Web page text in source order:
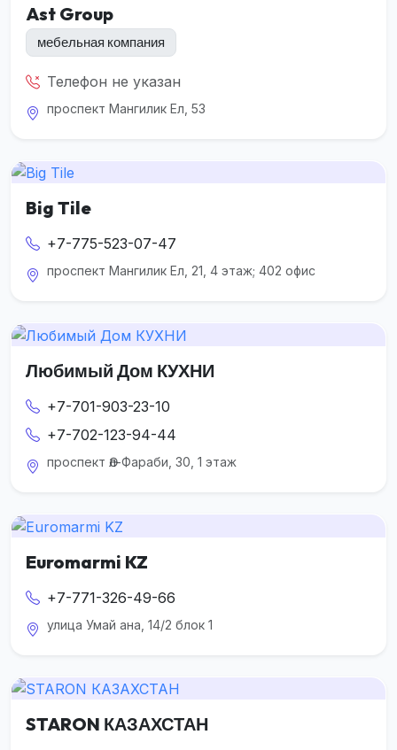
Ast Group
мебельная компания
Телефон не указан
проспект Мангилик Ел, 53
Big Tile
+7-775-523-07-47
проспект Мангилик Ел, 21, 4 этаж; 402 офис
Любимый Дом КУХНИ
+7-701-903-23-10
+7-702-123-94-44
проспект Әл-Фараби, 30, 1 этаж
Euromarmi KZ
+7-771-326-49-66
улица Умай ана, 14/2 блок 1
STARON КАЗАХСТАН